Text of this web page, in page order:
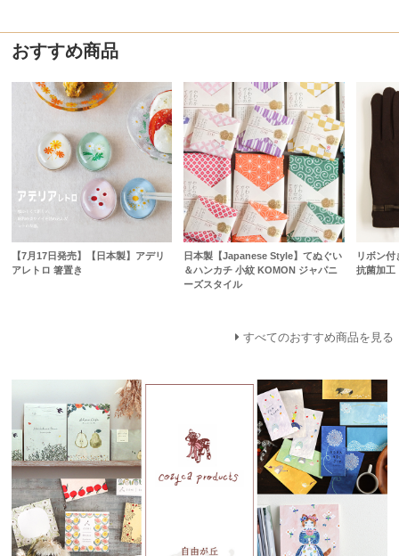
おすすめ商品
【7月17日発売】【日本製】アデリ
アレトロ 箸置き
日本製【Japanese Style】てぬぐい
＆ハンカチ 小紋 KOMON ジャパニ
ーズスタイル
リボン
抗菌加工
すべてのおすすめ商品を見る